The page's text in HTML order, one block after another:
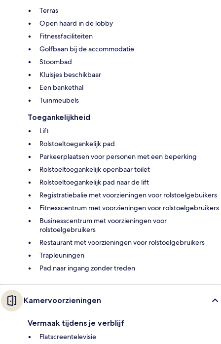
Terras
Open haard in de lobby
Fitnessfaciliteiten
Golfbaan bij de accommodatie
Stoombad
Kluisjes beschikbaar
Een bankethal
Tuinmeubels
Toegankelijkheid
Lift
Rolstoeltoegankelijk pad
Parkeerplaatsen voor personen met een beperking
Rolstoeltoegankelijk openbaar toilet
Rolstoeltoegankelijk pad naar de lift
Registratiebalie met voorzieningen voor rolstoelgebuikers
Fitnesscentrum met voorzieningen voor rolstoelgebruikers
Businesscentrum met voorzieningen voor
rolstoelgebruikers
Restaurant met voorzieningen voor rolstoelgebruikers
Trapleuningen
Pad naar ingang zonder treden
Kamervoorzieningen
Vermaak tijdens je verblijf
Flatscreentelevisie